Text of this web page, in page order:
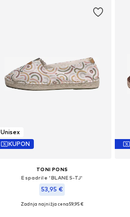
Unisex
KUPON
TONI PONS
Espadrile 'BLANES-TJ'
53,95 €
Na voljo v različnih velikostih
Zadnja najnižja cena59,95 €